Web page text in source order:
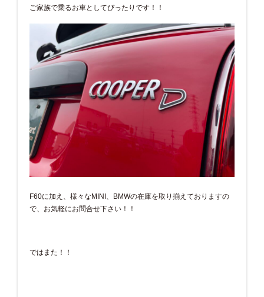
ご家族で乗るお車としてぴったりです！！
F60に加え、様々なMINI、BMWの在庫を取り揃えておりますの
で、お気軽にお問合せ下さい！！
ではまた！！